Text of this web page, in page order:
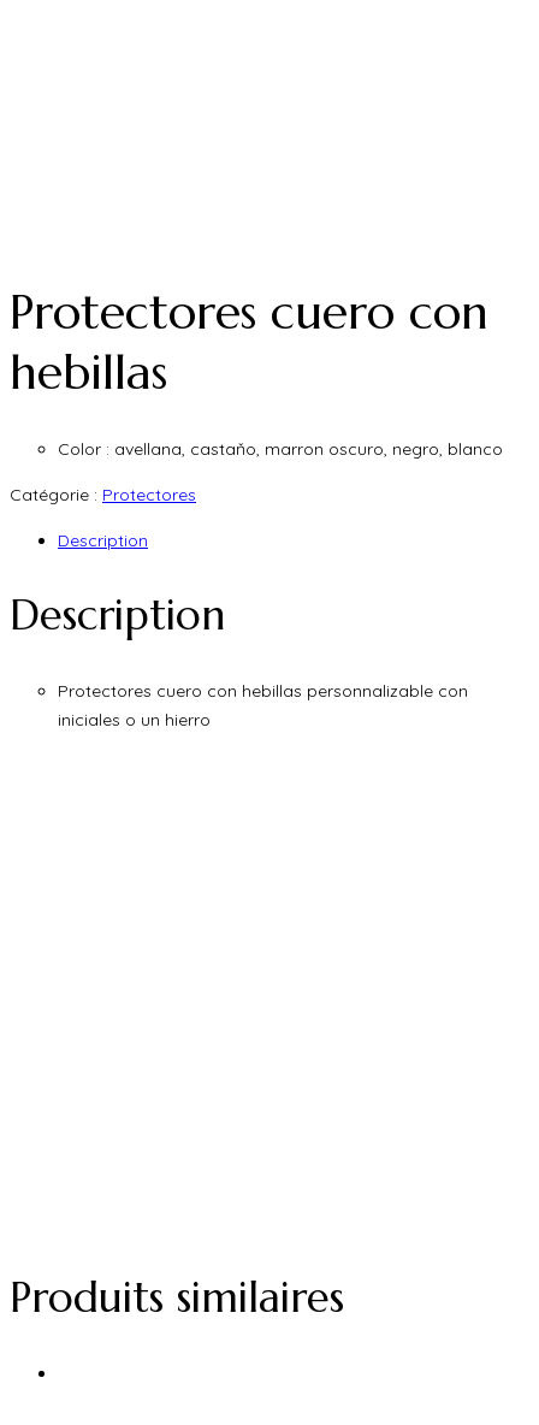
Protectores cuero con
hebillas
Color : avellana, castaňo, marron oscuro, negro, blanco
Catégorie : Protectores
Description
Description
Protectores cuero con hebillas personnalizable con
iniciales o un hierro
Produits similaires